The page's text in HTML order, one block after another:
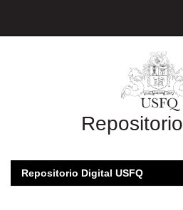
Repositorio
Repositorio Digital USFQ